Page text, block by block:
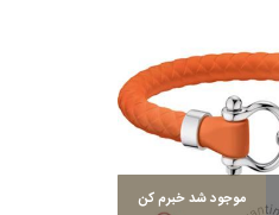
موجود شد خبرم کن